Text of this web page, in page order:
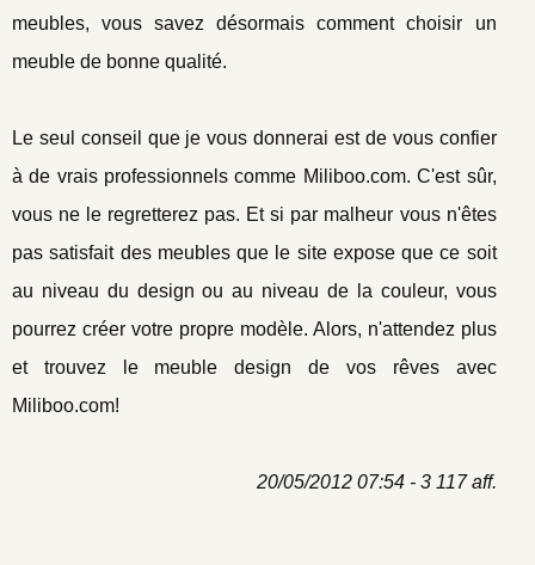
meubles, vous savez désormais comment choisir un
meuble de bonne qualité.
Le seul conseil que je vous donnerai est de vous confier
à de vrais professionnels comme Miliboo.com. C'est sûr,
vous ne le regretterez pas. Et si par malheur vous n'êtes
pas satisfait des meubles que le site expose que ce soit
au niveau du design ou au niveau de la couleur, vous
pourrez créer votre propre modèle. Alors, n'attendez plus
et trouvez le meuble design de vos rêves avec
Miliboo.com!
20/05/2012 07:54 - 3 117 aff.